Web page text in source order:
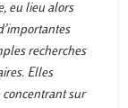
eu lieu alors
recherches
Elles
sur